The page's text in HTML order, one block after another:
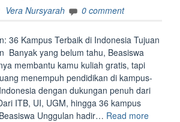
Vera Nursyarah 0 comment
36 Kampus Terbaik di Indonesia Tujuan
Banyak yang belum tahu, Beasiswa
membantu kamu kuliah gratis, tapi
menempuh pendidikan di kampus-
dengan dukungan penuh dari
ITB, UI, UGM, hingga 36 kampus
Unggulan hadir… Read more